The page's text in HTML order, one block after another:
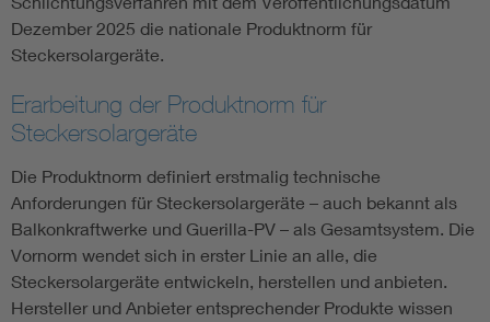
Dezember 2025 die nationale Produktnorm für
Steckersolargeräte.
Erarbeitung der Produktnorm für
Steckersolargeräte
Die Produktnorm definiert erstmalig technische
Anforderungen für Steckersolargeräte – auch bekannt als
Balkonkraftwerke und Guerilla-PV – als Gesamtsystem. Die
Vornorm wendet sich in erster Linie an alle, die
Steckersolargeräte entwickeln, herstellen und anbieten.
Hersteller und Anbieter entsprechender Produkte wissen